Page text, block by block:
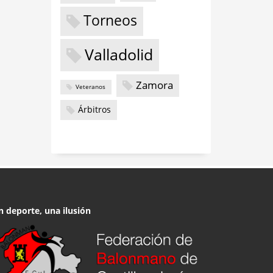
Torneos
Valladolid
Veteranos Zamora
Árbitros
deporte, una ilusión